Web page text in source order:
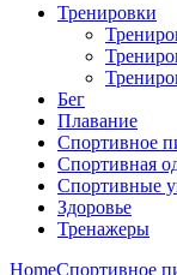
Тренировки
Бег
Плавание
Спортивное
Спортивная
Спортивные
Здоровье
Тренажеры
HomeСпортивное